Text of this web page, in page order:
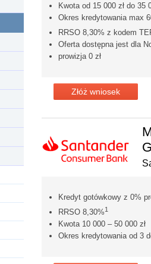
Kwota od 15 000 zł do 35
Okres kredytowania max
RRSO 8,30% z kodem
Oferta dostępna jest dla
prowizja 0 zł
Złóż wniosek
Kredyt gotówkowy z 0%
RRSO 8,30%1
Kwota 10 000 – 50 000 zł
Okres kredytowania od 3